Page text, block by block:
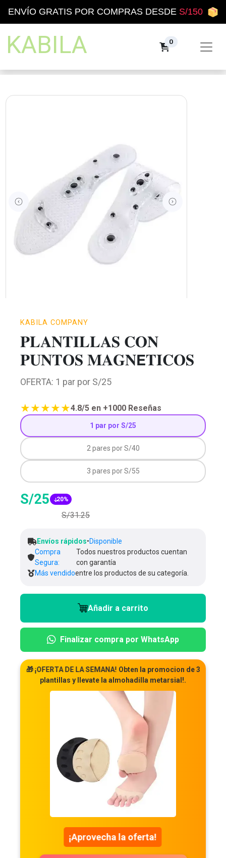
ENVÍO GRATIS POR COMPRAS DESDE S/150
KABILA 0
KABILA COMPANY
𝐏𝐋𝐀𝐍𝐓𝐈𝐋𝐋𝐀𝐒 𝐂𝐎𝐍
𝐏𝐔𝐍𝐓𝐎𝐒 𝐌𝐀𝐆𝐍𝗘𝐓𝐈𝐂𝐎𝐒
★★★★★4.8/5 en +1000 Reseñas
OFERTA: 1 par por S/25
1 par por S/25
2 pares por S/40
3 pares por S/55
S/25 20%
S/31.25
Envíos rápidos•Disponible
Compra
Segura:
Todos nuestros productos cuentan
con garantía
Más vendidoentre los productos de su categoría.
Añadir a carrito
Finalizar compra por WhatsApp
🎁¡OFERTA DE LA SEMANA! Obten la promocion de 3
plantillas y llevate la almohadilla metarsial!.
¡Aprovecha la oferta!